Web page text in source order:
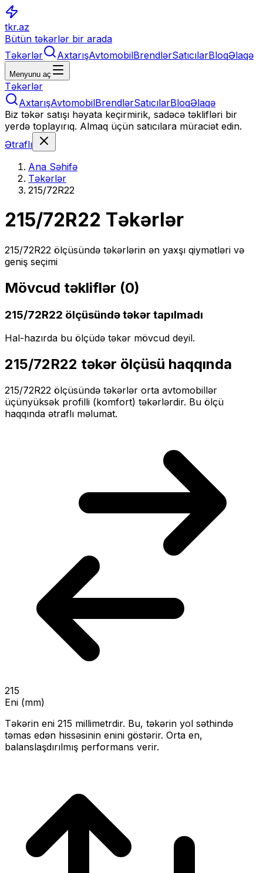
tkr.az
Bütün təkərlər bir arada
Təkərlər
AxtarışAvtomobilBrendlərSatıcılarBloqƏlaqə
Menyunu aç
Təkərlər
AxtarışAvtomobilBrendlərSatıcılarBloqƏlaqə
Biz təkər satışı həyata keçirmirik, sadəcə təklifləri bir
yerdə toplayırıq. Almaq üçün satıcılara müraciət edin.
Ətraflı
Ana Səhifə
Təkərlər
215/72R22
215/72R22 Təkərlər
215/72R22 ölçüsündə təkərlərin ən yaxşı qiymətləri və
geniş seçimi
Mövcud təkliflər (0)
215/72R22 ölçüsündə təkər tapılmadı
Hal-hazırda bu ölçüdə təkər mövcud deyil.
215/72R22 təkər ölçüsü haqqında
215/72R22 ölçüsündə təkərlər orta avtomobillər
üçünyüksək profilli (komfort) təkərlərdir. Bu ölçü
haqqında ətraflı məlumat.
215
Eni (mm)
Təkərin eni 215 millimetrdir. Bu, təkərin yol səthində
təmas edən hissəsinin enini göstərir. Orta en,
balanslaşdırılmış performans verir.